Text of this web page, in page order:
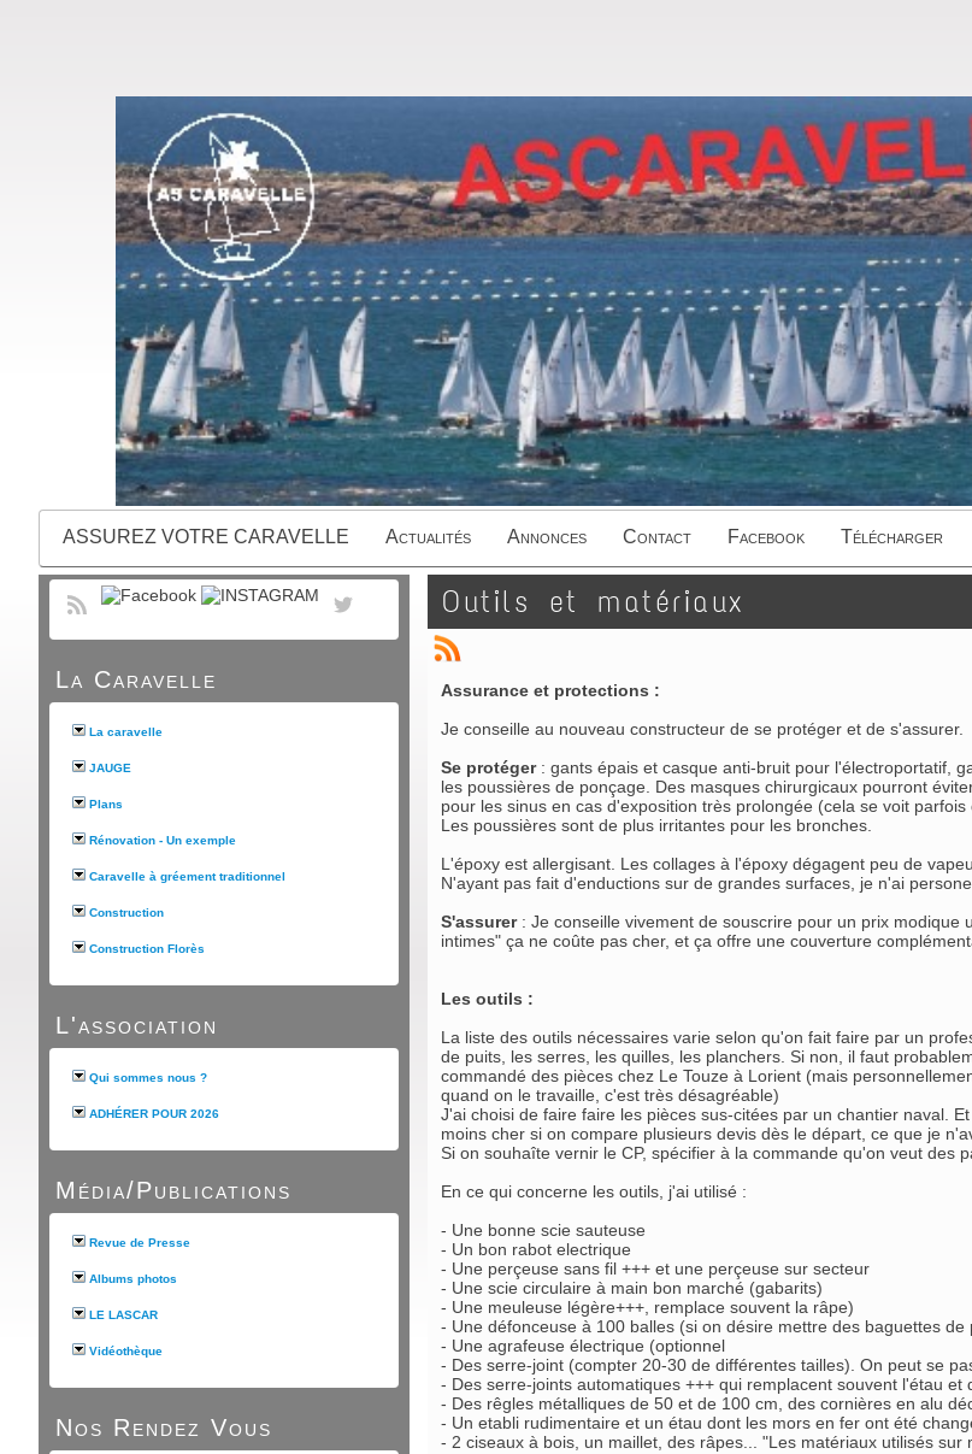
ASSUREZ VOTRE CARAVELLE Actualités Annonces Contact Facebook Télécharger
La Caravelle
La caravelle
JAUGE
Plans
Rénovation - Un exemple
Caravelle à gréement traditionnel
Construction
Construction Florès
L'association
Qui sommes nous ?
ADHÉRER POUR 2026
Média/Publications
Revue de Presse
Albums photos
LE LASCAR
Vidéothèque
Nos Rendez Vous
Outils et matériaux
Assurance et protections :
Je conseille au nouveau constructeur de se protéger et de s'assurer.
Se protéger : gants épais et casque anti-bruit pour l'électroportatif,
les poussières de ponçage. Des masques chirurgicaux pourront
pour les sinus en cas d'exposition très prolongée (cela se voit
Les poussières sont de plus irritantes pour les bronches.
L'époxy est allergisant. Les collages à l'époxy dégagent peu de
N'ayant pas fait d'enductions sur de grandes surfaces, je n'ai
S'assurer : Je conseille vivement de souscrire pour un prix
intimes" ça ne coûte pas cher, et ça offre une couverture
Les outils :
La liste des outils nécessaires varie selon qu'on fait faire par un
de puits, les serres, les quilles, les planchers. Si non, il faut
commandé des pièces chez Le Touze à Lorient (mais
quand on le travaille, c'est très désagréable)
J'ai choisi de faire faire les pièces sus-citées par un chantier naval.
moins cher si on compare plusieurs devis dès le départ, ce que je
Si on souhaîte vernir le CP, spécifier à la commande qu'on veut des
En ce qui concerne les outils, j'ai utilisé :
- Une bonne scie sauteuse
- Un bon rabot electrique
- Une perçeuse sans fil +++ et une perçeuse sur secteur
- Une scie circulaire à main bon marché (gabarits)
- Une meuleuse légère+++, remplace souvent la râpe)
- Une défonceuse à 100 balles (si on désire mettre des baguettes
- Une agrafeuse électrique (optionnel
- Des serre-joint (compter 20-30 de différentes tailles). On peut se
- Des serre-joints automatiques +++ qui remplacent souvent l'étau
- Des rêgles métalliques de 50 et de 100 cm, des cornières en alu
- Un etabli rudimentaire et un étau dont les mors en fer ont été
- 2 ciseaux à bois, un maillet, des râpes... "Les matériaux utilisés